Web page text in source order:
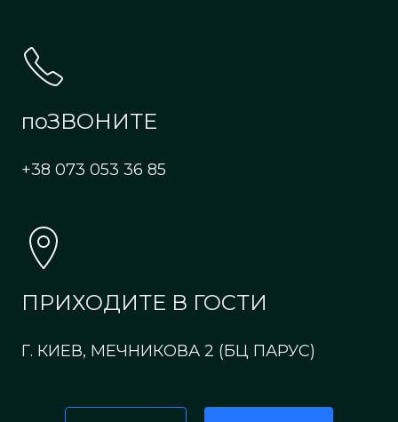
поЗВОНИТЕ
+38 073 053 36 85
ПРИХОДИТЕ В ГОСТИ
Г. КИЕВ, МЕЧНИКОВА 2 (БЦ ПАРУС)